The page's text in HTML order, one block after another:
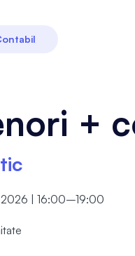
+
2026 | 16:00–19:00